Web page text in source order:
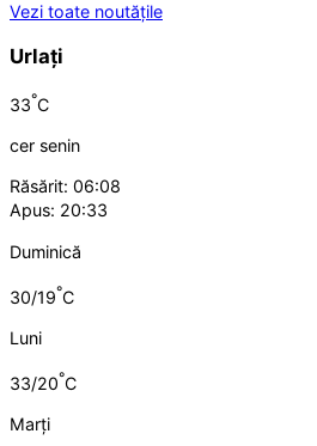
Vezi toate noutățile
Urlați
33°C
cer senin
Răsărit: 06:08
Apus: 20:33
Duminică
30/19°C
Luni
33/20°C
Marți